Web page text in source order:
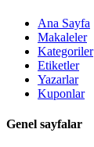
Ana Sayfa
Makaleler
Kategoriler
Etiketler
Yazarlar
Kuponlar
Genel sayfalar